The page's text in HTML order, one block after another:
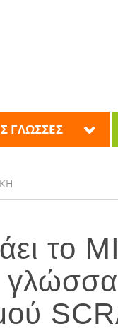
ΓΛΩΣΣΕΣ
το
γλώσσα